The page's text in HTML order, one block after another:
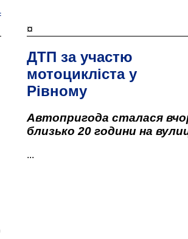
¤
ДТП за участю
мотоцикліста у
Рівному
Автопригода сталася
близько 20 години на
...